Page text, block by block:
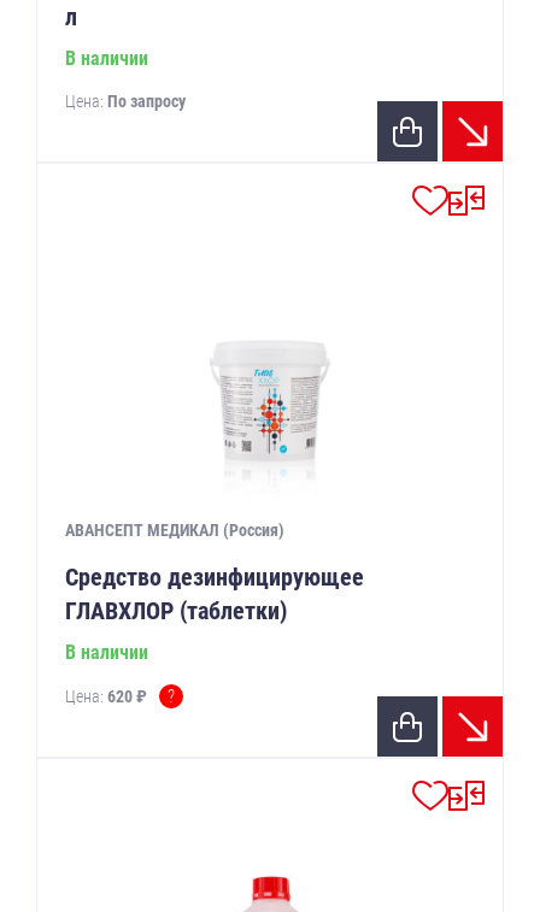
л
В наличии
Цена: По запросу
АВАНСЕПТ МЕДИКАЛ (Россия)
Средство дезинфицирующее
ГЛАВХЛОР (таблетки)
В наличии
Цена: 620 ₽ ?